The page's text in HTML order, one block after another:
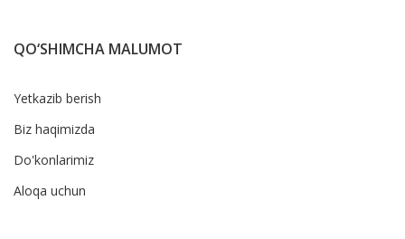
QO‘SHIMCHA MALUMOT
Yetkazib berish
Biz haqimizda
Do'konlarimiz
Aloqa uchun